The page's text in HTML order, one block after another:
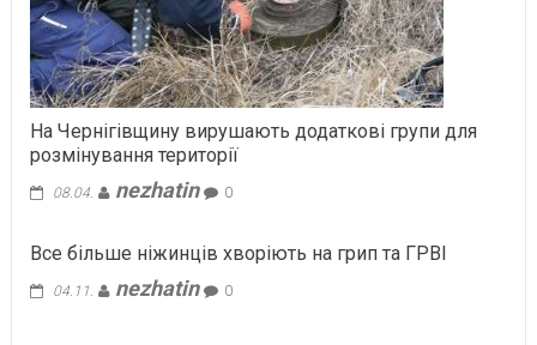
На Чернігівщину вирушають додаткові групи для
розмінування території
08.04. nezhatin 0
Все більше ніжинців хворіють на грип та ГРВІ
04.11. nezhatin 0